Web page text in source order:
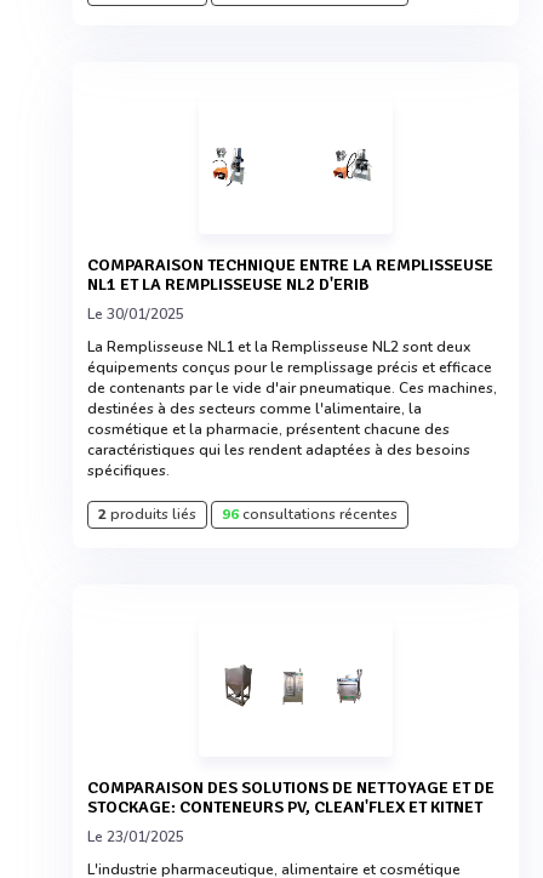
COMPARAISON TECHNIQUE ENTRE LA REMPLISSEUSE
NL1 ET LA REMPLISSEUSE NL2 D'ERIB
Le 30/01/2025
La Remplisseuse NL1 et la Remplisseuse NL2 sont deux
équipements conçus pour le remplissage précis et efficace
de contenants par le vide d'air pneumatique. Ces machines,
destinées à des secteurs comme l'alimentaire, la
cosmétique et la pharmacie, présentent chacune des
caractéristiques qui les rendent adaptées à des besoins
spécifiques.
2produits liés 96consultations récentes
COMPARAISON DES SOLUTIONS DE NETTOYAGE ET DE
STOCKAGE: CONTENEURS PV, CLEAN'FLEX ET KITNET
Le 23/01/2025
L'industrie pharmaceutique, alimentaire et cosmétique